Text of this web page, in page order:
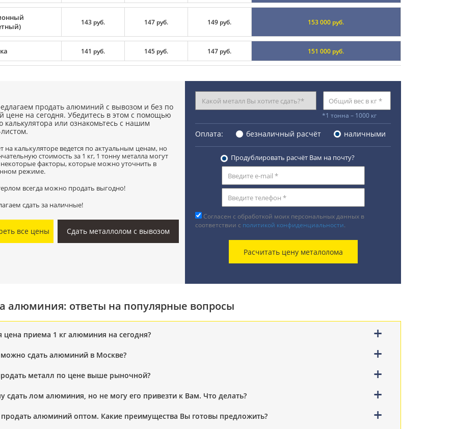
143 руб. 147 руб. 149 руб. 153 000 руб.
141 руб. 145 руб. 147 руб. 151 000 руб.
продать алюминий с вывозом и без по
цене на сегодня. Убедитесь в этом с помощью
калькулятора или ознакомьтесь с нашим
на калькуляторе ведется по актуальным ценам, но
стоимость за 1 кг, 1 тонну металла могут
некоторые факторы, которые можно уточнить в
режиме.
всегда можно продать выгодно!
сдать за наличные!
все цены Сдать металлолом с вывозом
*1 тонна – 1000 кг
Оплата: безналичный расчёт наличными
Продублировать расчёт Вам на почту?
Согласен с обработкой моих персональных данных в
соответствии с политикой конфиденциальности.
алюминия: ответы на популярные вопросы
цена приема 1 кг алюминия на сегодня?
сдать алюминий в Москве?
металл по цене выше рыночной?
сдать лом алюминия, но не могу его привезти к Вам. Что делать?
алюминий оптом. Какие преимущества Вы готовы предложить?